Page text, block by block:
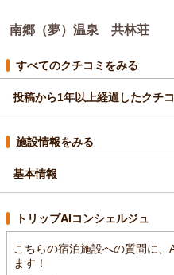
とうございました。お褒めの
南郷（夢）温泉 共林荘
すべてのクチコミをみる
投稿から1年以上経過したクチコ
施設情報をみる
基本情報
トリップAIコンシェルジュ
こちらの宿泊施設への質問に
ます！